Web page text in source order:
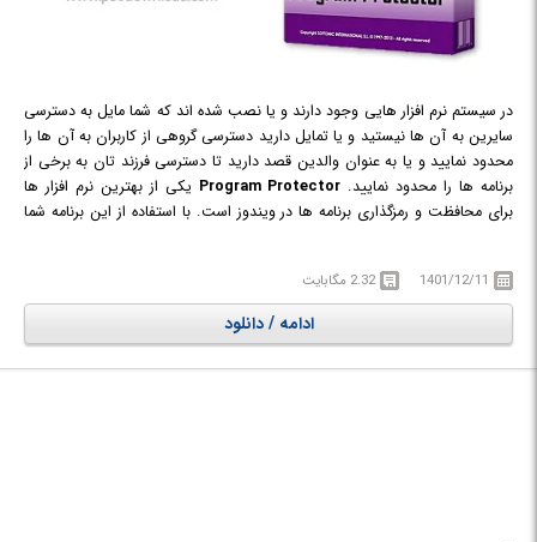
در سیستم نرم افزار هایی وجود دارند و یا نصب شده اند که شما مایل به دسترسی
سایرین به آن ها نیستید و یا تمایل دارید دسترسی گروهی از کاربران به آن ها را
محدود نمایید و یا به عنوان والدین قصد دارید تا دسترسی فرزند تان به برخی از
برنامه ها را محدود نمایید. Program Protector یکی از بهترین نرم افزار ها
برای محافظت و رمزگذاری برنامه ها در ویندوز است. با استفاده از این برنامه شما
به هیچ گونه دانش رایانه ای بالایی ندارد. از جمله ویژگی های بارز این نرم افزار غیر
فعال نشدن آن با تغییر نام برنامه و فایل های آن و همچنین غیر ممکن بودن
uninstall کردن آن بدون وارد نمودن پسورد تعیین شده است.
1401/12/11 2.32 مگابایت
ادامه / دانلود